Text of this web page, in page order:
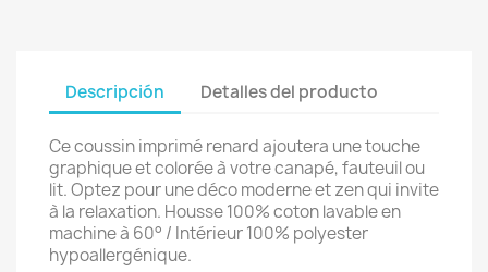
Descripción Detalles del producto
Ce coussin imprimé renard ajoutera une touche
graphique et colorée à votre canapé, fauteuil ou
lit. Optez pour une déco moderne et zen qui invite
à la relaxation. Housse 100% coton lavable en
machine à 60° / Intérieur 100% polyester
hypoallergénique.